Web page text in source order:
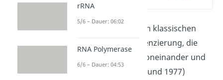
Beginnen wir mit den klassischen
Verfahren zur Sequenzierung, die
beide unabhängig voneinander und
fast zeitgleich (1975 und 1977)
rRNA
5/6 – Dauer: 06:02
RNA Polymerase
6/6 – Dauer: 04:53